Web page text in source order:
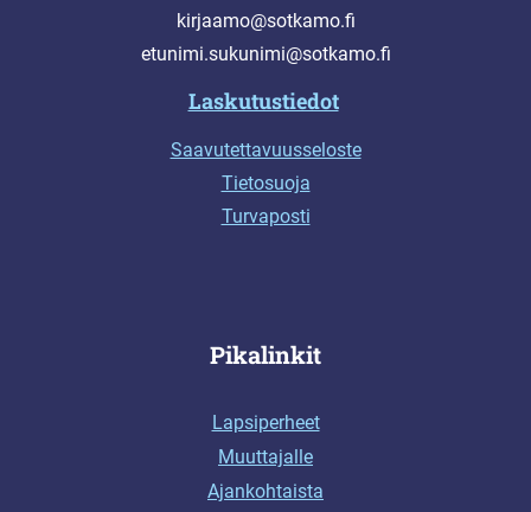
kirjaamo@sotkamo.fi
etunimi.sukunimi@sotkamo.fi
Laskutustiedot
Saavutettavuusseloste
Tietosuoja
Turvaposti
Pikalinkit
Lapsiperheet
Muuttajalle
Ajankohtaista